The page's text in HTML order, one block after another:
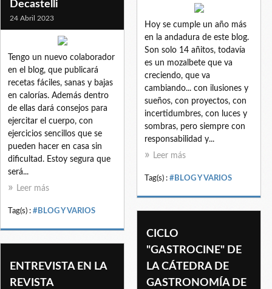
Decastelli
24 Abril 2023
Tengo un nuevo colaborador
en el blog, que publicará
recetas fáciles, sanas y bajas
en calorías. Además dentro
de ellas dará consejos para
ejercitar el cuerpo, con
ejercicios sencillos que se
pueden hacer en casa sin
dificultad. Estoy segura que
será...
Leer más
Tag(s) : #BLOG Y VARIOS
Hoy se cumple un año más
en la andadura de este blog.
Son solo 14 añitos, todavía
es un mozalbete que va
creciendo, que va
cambiando... con ilusiones y
sueños, con proyectos, con
incertidumbres, con luces y
sombras, pero siempre con
responsabilidad y...
Leer más
Tag(s) : #BLOG Y VARIOS
CICLO
"GASTROCINE" DE
LA CÁTEDRA DE
GASTRONOMÍA DE
ENTREVISTA EN LA
REVISTA